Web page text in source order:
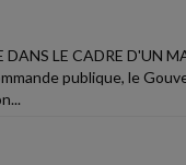
LE CADRE D'UN
publique, le